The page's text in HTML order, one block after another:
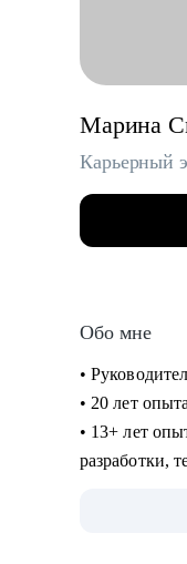
Марина
Карьерный
Обо мне
• 20 лет
• 13+ лет
разработки,